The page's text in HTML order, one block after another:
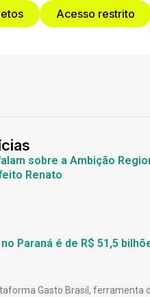
Acesso restrito
sobre a Ambição
Renato
Paraná é de R$ 51,5
Gasto Brasil, ferramenta